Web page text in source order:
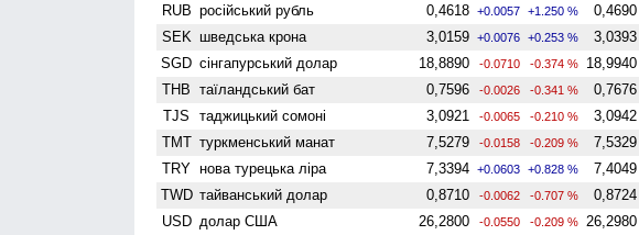
RUB російський рубль 0,4618 +0.0057 +1.250 % 0,4690
SEK шведська крона 3,0159 +0.0076 +0.253 % 3,0393
SGD сінгапурський долар 18,8890 -0.0710 -0.374 % 18,9940
THB таїландський бат 0,7596 -0.0026 -0.341 % 0,7676
TJS таджицький сомоні 3,0921 -0.0065 -0.210 % 3,0942
TMT туркменський манат 7,5279 -0.0158 -0.209 % 7,5329
TRY нова турецька ліра 7,3394 +0.0603 +0.828 % 7,4049
TWD тайванський долар 0,8710 -0.0062 -0.707 % 0,8724
USD долар США 26,2800 -0.0550 -0.209 % 26,2980